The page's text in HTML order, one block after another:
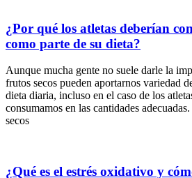
¿Por qué los atletas deberían
como parte de su dieta?
Aunque mucha gente no suele darle la
frutos secos pueden aportarnos variedad
dieta diaria, incluso en el caso de los
consumamos en las cantidades
secos
¿Qué es el estrés oxidativo y